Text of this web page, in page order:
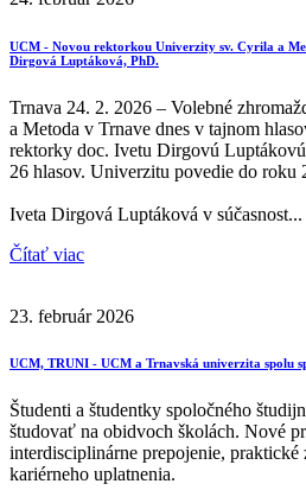
UCM - Novou rektorkou Univerzity sv. Cyrila a
Dirgová Luptáková, PhD.
Trnava 24. 2. 2026 – Volebné
a Metoda v Trnave dnes v tajnom
rektorky doc. Ivetu Dirgovú
26 hlasov. Univerzitu povedie do roku
Iveta Dirgová Luptáková v súčasnost...
Čítať viac
23. február 2026
UCM, TRUNI - UCM a Trnavská univerzita spolu
Študenti a študentky spoločného
študovať na obidvoch školách. Nové
interdisciplinárne prepojenie, praktické
kariérneho uplatnenia.